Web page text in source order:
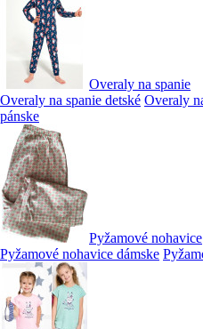
Overaly na spanie
Overaly na spanie detské Overaly
pánske
Pyžamové nohavice
Pyžamové nohavice dámske